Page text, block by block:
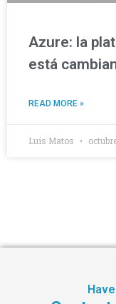
Azure: la
está
READ MORE »
Luis Matos